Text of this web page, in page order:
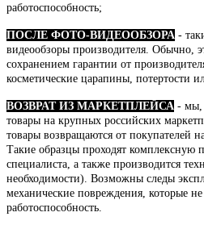
работоспособность;
ПОСЛЕ ФОТО-ВИДЕООБЗОРА -
видеообзоры производителя. Обычно,
сохранением гарантии от
косметические царапины, потертости
ВОЗВРАТ ИЗ МАРКЕТПЛЕЙСА - мы,
товары на крупных российских
товары возвращаются от покупателей
Такие образцы проходят комплексную
специалиста, а также производится
необходимости). Возможны следы
механические повреждения, которые
работоспособность.